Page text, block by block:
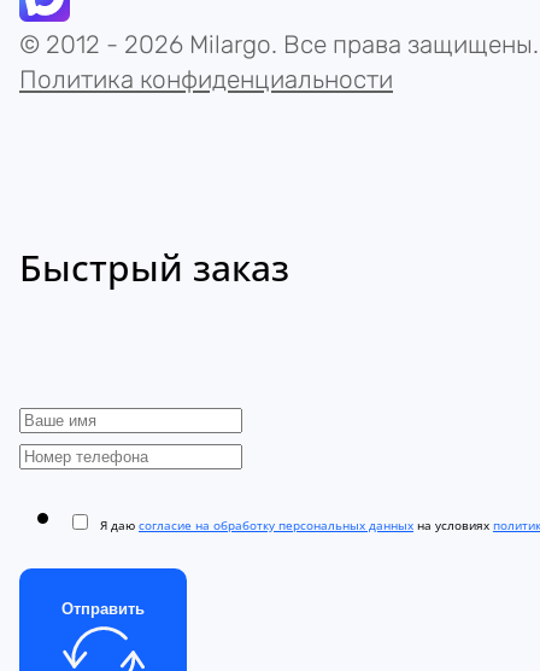
© 2012 - 2026 Milargo. Все права защищены.
Политика конфиденциальности
Быстрый заказ
Я даю согласие на обработку персональных данных на условиях
Отправить